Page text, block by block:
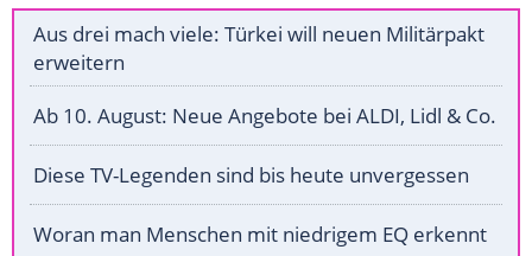
Aus drei mach viele: Türkei will neuen Militärpakt
erweitern
Ab 10. August: Neue Angebote bei ALDI, Lidl & Co.
Diese TV-Legenden sind bis heute unvergessen
Woran man Menschen mit niedrigem EQ erkennt